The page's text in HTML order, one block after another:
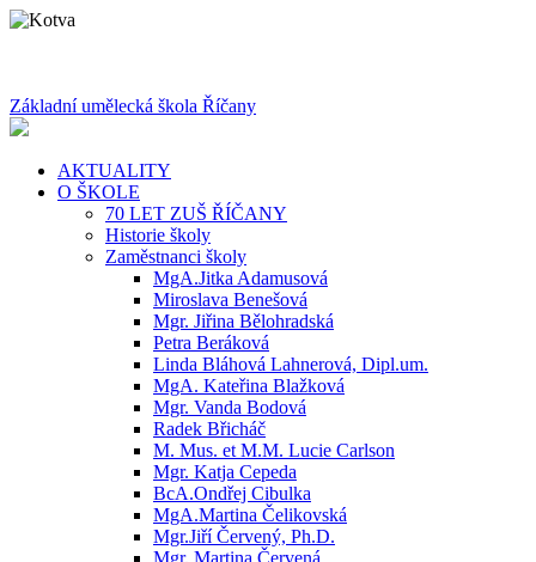
Základní umělecká škola Říčany
AKTUALITY
O ŠKOLE
70 LET ZUŠ ŘÍČANY
Historie školy
Zaměstnanci školy
MgA.Jitka Adamusová
Miroslava Benešová
Mgr. Jiřina Bělohradská
Petra Beráková
Linda Bláhová Lahnerová, Dipl.um.
MgA. Kateřina Blažková
Mgr. Vanda Bodová
Radek Břicháč
M. Mus. et M.M. Lucie Carlson
Mgr. Katja Cepeda
BcA.Ondřej Cibulka
MgA.Martina Čelikovská
Mgr.Jiří Červený, Ph.D.
Mgr. Martina Červená